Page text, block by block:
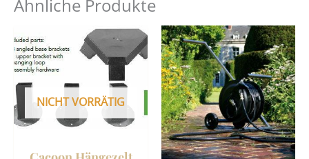
Ähnliche Produkte
NICHT VORRÄTIG
weist
auf.
Die